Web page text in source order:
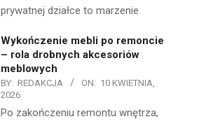
prywatnej działce to marzenie
Wykończenie mebli po remoncie
– rola drobnych akcesoriów
meblowych
BY: REDAKCJA ON: 10 KWIETNIA,
2026
Po zakończeniu remontu wnętrza,